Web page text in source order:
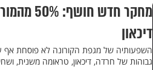
דיכאון
השפעותיה של מגפת הקורונה לא פוסחת אף
גבוהות של חרדה, דיכאון, טראומה משנית,